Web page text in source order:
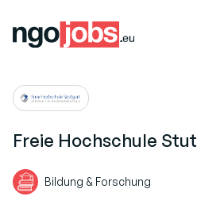
Freie Hochschule
Bildung & Forschung